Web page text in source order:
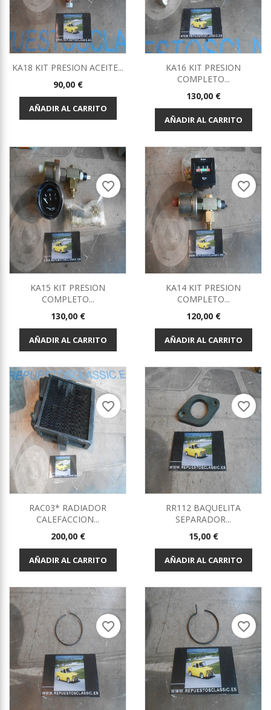
KA18 KIT PRESION ACEITE...
Precio
90,00 €
AÑADIR AL CARRITO
KA16 KIT PRESION
COMPLETO...
Precio
130,00 €
AÑADIR AL CARRITO
KA15 KIT PRESION
COMPLETO...
Precio
130,00 €
AÑADIR AL CARRITO
favorite_border
KA14 KIT PRESION
COMPLETO...
Precio
120,00 €
AÑADIR AL CARRITO
favorite_border
RAC03* RADIADOR
CALEFACCION...
Precio
200,00 €
AÑADIR AL CARRITO
favorite_border
RR112 BAQUELITA
SEPARADOR...
Precio
15,00 €
AÑADIR AL CARRITO
favorite_border
favorite_border favorite_border